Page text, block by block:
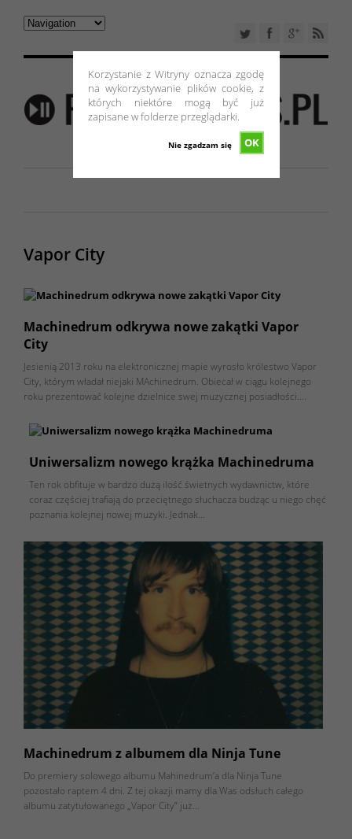
Korzystanie z Witryny oznacza zgodę
na wykorzystywanie plików cookie, z
których niektóre mogą być już
zapisane w folderze przeglądarki.
OK
Nie zgadzam się
Vapor City
Machinedrum odkrywa nowe zakątki Vapor
City
Jesienią 2013 roku na elektronicznej mapie wyrosło królestwo Vapor
City, którym władał niejaki MAchinedrum. Obiecał w ciągu kolejnego
roku prezentować kolejne dzielnice swej muzycznej posiadłości….
Uniwersalizm nowego krążka Machinedruma
Ten rok obfituje w bardzo dużą ilość świetnych wydawnictw, które
coraz częściej trafiają do przeciętnego słuchacza budząc u niego chęć
poznania kolejnej nowej muzyki. Jednak…
Machinedrum z albumem dla Ninja Tune
Do premiery solowego albumu Mahinedrum’a dla Ninja Tune
pozostało raptem 4 dni. Z tej okazji mamy dla Was odsłuch całego
albumu zatytułowanego „Vapor City” już…